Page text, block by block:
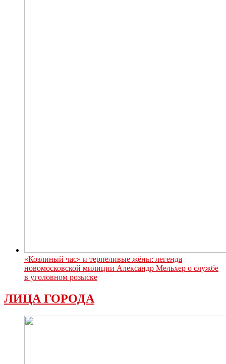
«Козлиный час» и терпеливые жёны: легенда
новомосковской милиции Александр Мельхер о службе
в уголовном розыске
ЛИЦА ГОРОДА